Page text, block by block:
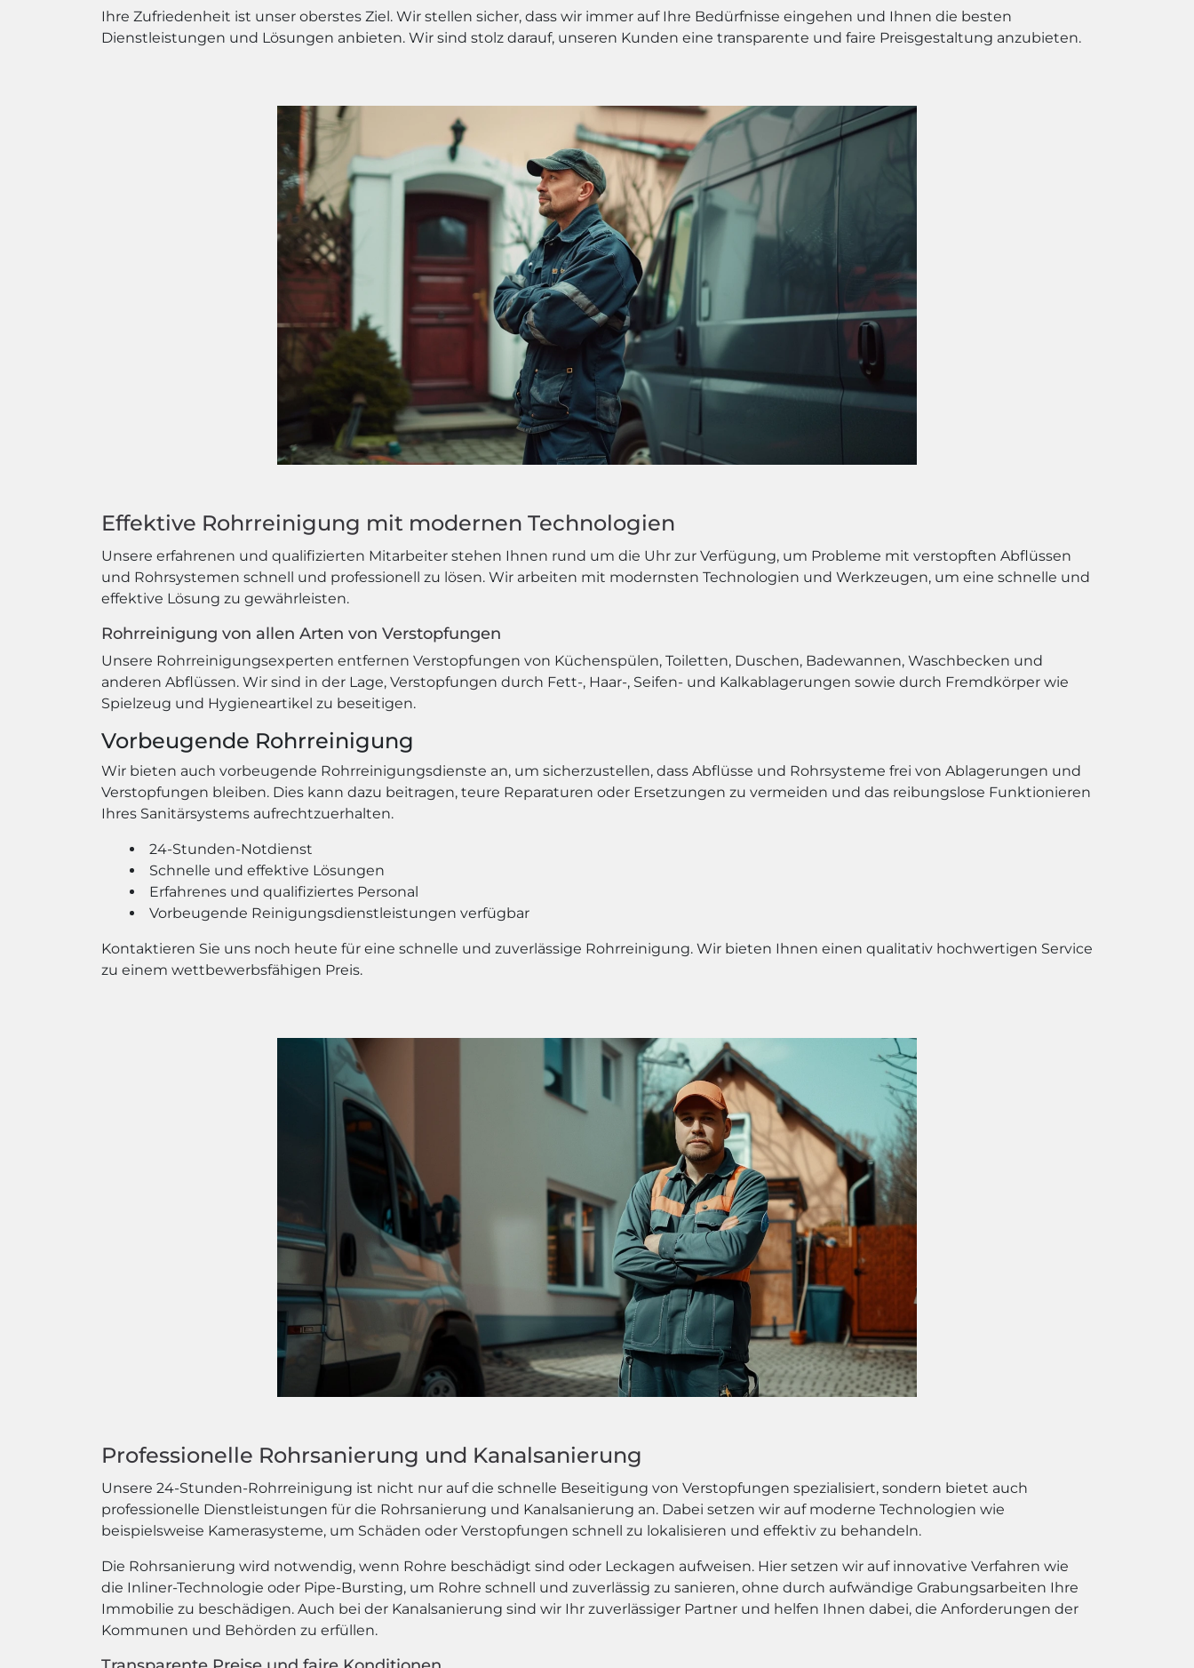
Ihre Zufriedenheit ist unser oberstes Ziel. Wir stellen sicher, dass wir immer auf Ihre Bedürfnisse eingehen und Ihnen die besten
Dienstleistungen und Lösungen anbieten. Wir sind stolz darauf, unseren Kunden eine transparente und faire Preisgestaltung anzubieten.
Effektive Rohrreinigung mit modernen Technologien
Unsere erfahrenen und qualifizierten Mitarbeiter stehen Ihnen rund um die Uhr zur Verfügung, um Probleme mit verstopften Abflüssen
und Rohrsystemen schnell und professionell zu lösen. Wir arbeiten mit modernsten Technologien und Werkzeugen, um eine schnelle und
effektive Lösung zu gewährleisten.
Rohrreinigung von allen Arten von Verstopfungen
Unsere Rohrreinigungsexperten entfernen Verstopfungen von Küchenspülen, Toiletten, Duschen, Badewannen, Waschbecken und
anderen Abflüssen. Wir sind in der Lage, Verstopfungen durch Fett-, Haar-, Seifen- und Kalkablagerungen sowie durch Fremdkörper wie
Spielzeug und Hygieneartikel zu beseitigen.
Vorbeugende Rohrreinigung
Wir bieten auch vorbeugende Rohrreinigungsdienste an, um sicherzustellen, dass Abflüsse und Rohrsysteme frei von Ablagerungen und
Verstopfungen bleiben. Dies kann dazu beitragen, teure Reparaturen oder Ersetzungen zu vermeiden und das reibungslose Funktionieren
Ihres Sanitärsystems aufrechtzuerhalten.
24-Stunden-Notdienst
Schnelle und effektive Lösungen
Erfahrenes und qualifiziertes Personal
Vorbeugende Reinigungsdienstleistungen verfügbar
Kontaktieren Sie uns noch heute für eine schnelle und zuverlässige Rohrreinigung. Wir bieten Ihnen einen qualitativ hochwertigen Service
zu einem wettbewerbsfähigen Preis.
Professionelle Rohrsanierung und Kanalsanierung
Unsere 24-Stunden-Rohrreinigung ist nicht nur auf die schnelle Beseitigung von Verstopfungen spezialisiert, sondern bietet auch
professionelle Dienstleistungen für die Rohrsanierung und Kanalsanierung an. Dabei setzen wir auf moderne Technologien wie
beispielsweise Kamerasysteme, um Schäden oder Verstopfungen schnell zu lokalisieren und effektiv zu behandeln.
Die Rohrsanierung wird notwendig, wenn Rohre beschädigt sind oder Leckagen aufweisen. Hier setzen wir auf innovative Verfahren wie
die Inliner-Technologie oder Pipe-Bursting, um Rohre schnell und zuverlässig zu sanieren, ohne durch aufwändige Grabungsarbeiten Ihre
Immobilie zu beschädigen. Auch bei der Kanalsanierung sind wir Ihr zuverlässiger Partner und helfen Ihnen dabei, die Anforderungen der
Kommunen und Behörden zu erfüllen.